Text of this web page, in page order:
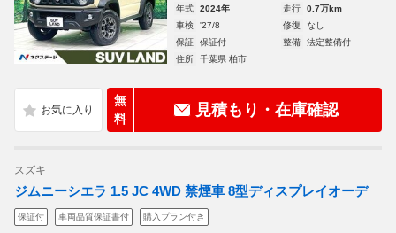
年式 2024年 走行
0.7万km
車検
'27/8 修復
なし
保証
保証付 整備
法定整備付
住所
千葉県 柏市
無
料
見積もり・在庫確認
スズキ
ジムニーシエラ 1.5 JC 4WD 禁煙車 8型ディスプレイオーデ
保証付 車両品質保証書付 購入プラン付き